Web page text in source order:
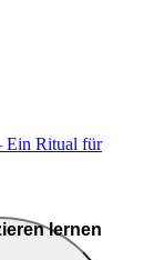
Ein Ritual für
lernen